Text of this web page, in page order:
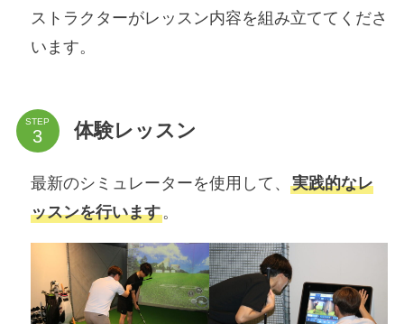
ストラクターがレッスン内容を組み立ててくださ
います。
STEP 体験レッスン
最新のシミュレーターを使用して、 実践的なレ
ッスンを行います。